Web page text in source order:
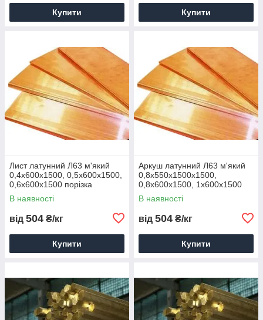
Купити Купити
Лист латунний Л63 м'який
0,4х600х1500, 0,5х600х1500,
0,6х600х1500 порізка
доставка купити ціна
В наявності
від 504 ₴/кг
Купити
Аркуш латунний Л63 м'який
0,8х550х1500х1500,
0,8х600х1500, 1х600х1500
порізка доставка купити ціна
В наявності
від 504 ₴/кг
Купити